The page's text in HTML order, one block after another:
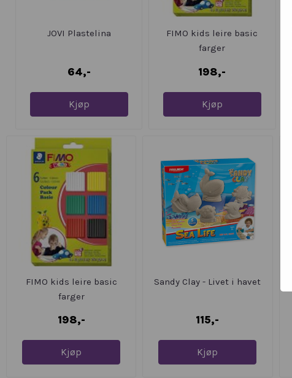
JOVI Plastelina
64,-
Kjøp
FIMO kids leire basic
farger
198,-
Kjøp
FIMO kids leire basic
farger
198,-
Kjøp
Sandy Clay - Livet i havet
115,-
Kjøp